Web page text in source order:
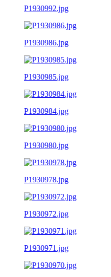
P1930992.jpg
P1930986.jpg
P1930985.jpg
P1930984.jpg
P1930980.jpg
P1930978.jpg
P1930972.jpg
P1930971.jpg